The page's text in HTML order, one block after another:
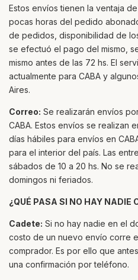
Estos envíos tienen la ventaja
pocas horas del pedido
de pedidos, disponibilidad de
se efectuó el pago del mismo,
mismo antes de las 72 hs. El
actualmente para CABA y
Aires.
Correo: Se realizarán envíos
CABA. Estos envíos se realizan
días hábiles para envíos en
para el interior del país. Las
sábados de 10 a 20 hs. No se
domingos ni feriados.
¿QUÉ PASA SI NO HAY NADIE
Cadete: Si no hay nadie en el
costo de un nuevo envío corre
comprador. Es por ello que
una confirmación por teléfono.